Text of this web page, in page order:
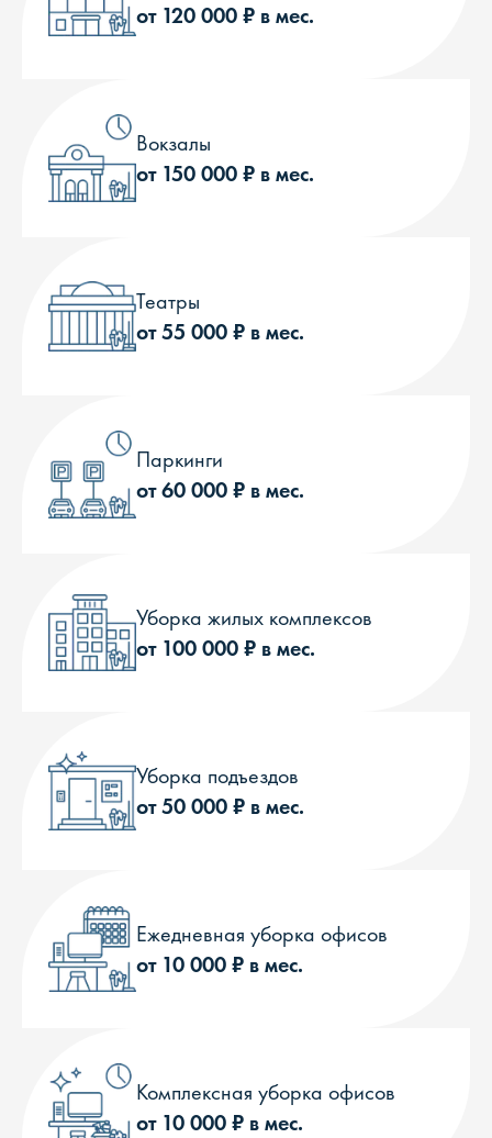
от 120 000 ₽ в мес.
Вокзалы
от 150 000 ₽ в мес.
Театры
от 55 000 ₽ в мес.
Паркинги
от 60 000 ₽ в мес.
Уборка жилых комплексов
от 100 000 ₽ в мес.
Уборка подъездов
от 50 000 ₽ в мес.
Ежедневная уборка офисов
от 10 000 ₽ в мес.
Комплексная уборка офисов
от 10 000 ₽ в мес.